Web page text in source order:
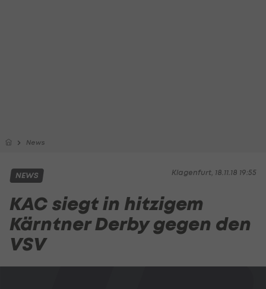
News
Klagenfurt, 18.11.18 19:55
NEWS
KAC siegt in hitzigem
Kärntner Derby gegen den
VSV